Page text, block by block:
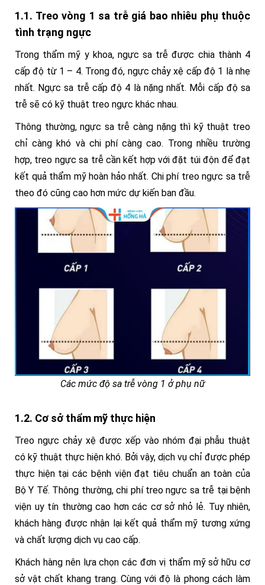
1.1. Treo vòng 1 sa trễ giá bao nhiêu phụ thuộc
tình trạng ngực
Trong thẩm mỹ y khoa, ngực sa trễ được chia thành 4
cấp độ từ 1 – 4. Trong đó, ngực chảy xệ cấp độ 1 là nhẹ
nhất. Ngực sa trễ cấp độ 4 là nặng nhất. Mỗi cấp độ sa
trễ sẽ có kỹ thuật treo ngực khác nhau.
Thông thường, ngực sa trễ càng nặng thì kỹ thuật treo
chỉ càng khó và chi phí càng cao. Trong nhiều trường
hợp, treo ngực sa trễ cần kết hợp với đặt túi độn để đạt
kết quả thẩm mỹ hoàn hảo nhất. Chi phí treo ngực sa trễ
theo đó cũng cao hơn mức dự kiến ban đầu.
Các mức độ sa trễ vòng 1 ở phụ nữ
1.2. Cơ sở thẩm mỹ thực hiện
Treo ngực chảy xệ được xếp vào nhóm đại phẫu thuật
có kỹ thuật thực hiện khó. Bởi vậy, dịch vụ chỉ được phép
thực hiện tại các bệnh viện đạt tiêu chuẩn an toàn của
Bộ Y Tế. Thông thường, chi phí treo ngực sa trễ tại bệnh
viện uy tín thường cao hơn các cơ sở nhỏ lẻ. Tuy nhiên,
khách hàng được nhận lại kết quả thẩm mỹ tương xứng
và chất lượng dịch vụ cao cấp.
Khách hàng nên lựa chọn các đơn vị thẩm mỹ sở hữu cơ
sở vật chất khang trang. Cùng với độ là phong cách làm